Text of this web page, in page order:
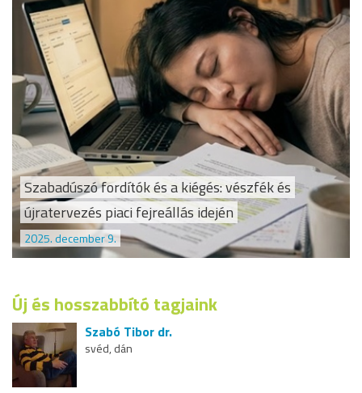
Szabadúszó fordítók és a kiégés: vészfék és
újratervezés piaci fejreállás idején
2025. december 9.
Új és hosszabbító tagjaink
Szabó Tibor dr.
svéd, dán